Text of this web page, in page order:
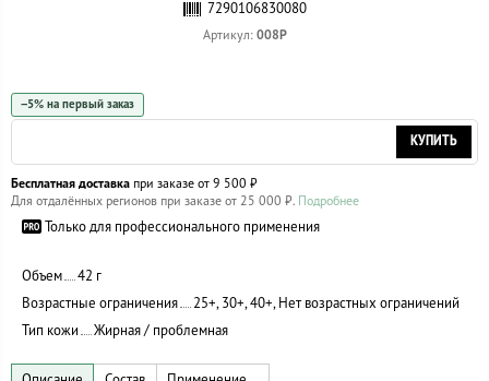
7290106830080
Артикул: 008P
−5% на первый заказ
КУПИТЬ
Бесплатная доставка при заказе от 9 500 ₽
Для отдалённых регионов при заказе от 25 000 ₽.
Подробнее
Только для профессионального применения
Объем
42 г
Возрастные ограничения
25+, 30+, 40+, Нет возрастных ограничений
Тип кожи
Жирная / проблемная